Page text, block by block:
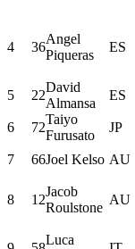
4 36
Angel
Piqueras
ES
5 22
David
Almansa
ES
6 72
Taiyo
Furusato
JP
7 66Joel Kelso AU
8 12
Jacob
Roulstone
AU
Luca